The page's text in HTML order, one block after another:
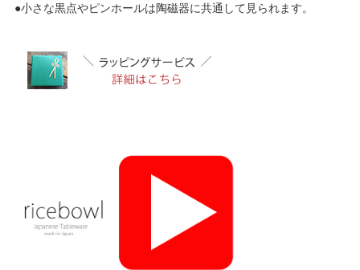
●小さな黒点やピンホールは陶磁器に共通して見られます。